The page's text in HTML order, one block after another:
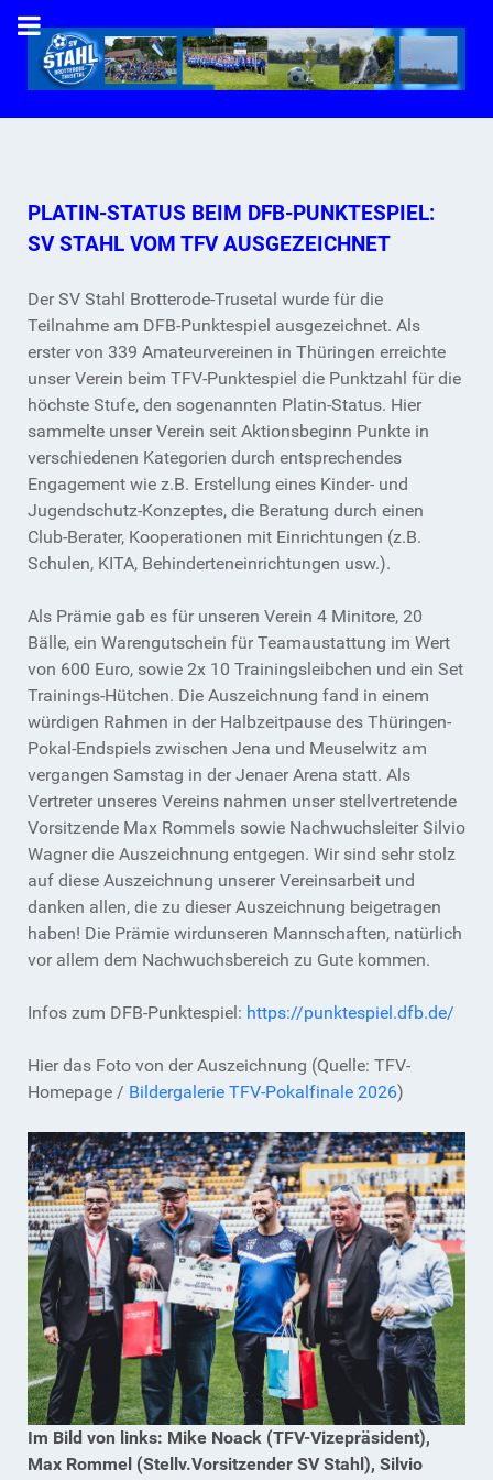
PLATIN-STATUS BEIM DFB-PUNKTESPIEL:
SV STAHL VOM TFV AUSGEZEICHNET
Der SV Stahl Brotterode-Trusetal wurde für die
Teilnahme am DFB-Punktespiel ausgezeichnet. Als
erster von 339 Amateurvereinen in Thüringen erreichte
unser Verein beim TFV-Punktespiel die Punktzahl für die
höchste Stufe, den sogenannten Platin-Status. Hier
sammelte unser Verein seit Aktionsbeginn Punkte in
verschiedenen Kategorien durch entsprechendes
Engagement wie z.B. Erstellung eines Kinder- und
Jugendschutz-Konzeptes, die Beratung durch einen
Club-Berater, Kooperationen mit Einrichtungen (z.B.
Schulen, KITA, Behinderteneinrichtungen usw.).
Als Prämie gab es für unseren Verein 4 Minitore, 20
Bälle, ein Warengutschein für Teamaustattung im Wert
von 600 Euro, sowie 2x 10 Trainingsleibchen und ein Set
Trainings-Hütchen. Die Auszeichnung fand in einem
würdigen Rahmen in der Halbzeitpause des Thüringen-
Pokal-Endspiels zwischen Jena und Meuselwitz am
vergangen Samstag in der Jenaer Arena statt. Als
Vertreter unseres Vereins nahmen unser stellvertretende
Vorsitzende Max Rommels sowie Nachwuchsleiter Silvio
Wagner die Auszeichnung entgegen. Wir sind sehr stolz
auf diese Auszeichnung unserer Vereinsarbeit und
danken allen, die zu dieser Auszeichnung beigetragen
haben! Die Prämie wirdunseren Mannschaften, natürlich
vor allem dem Nachwuchsbereich zu Gute kommen.
Infos zum DFB-Punktespiel: https://punktespiel.dfb.de/
Hier das Foto von der Auszeichnung (Quelle: TFV-
Homepage / Bildergalerie TFV-Pokalfinale 2026)
Im Bild von links: Mike Noack (TFV-Vizepräsident),
Max Rommel (Stellv.Vorsitzender SV Stahl), Silvio